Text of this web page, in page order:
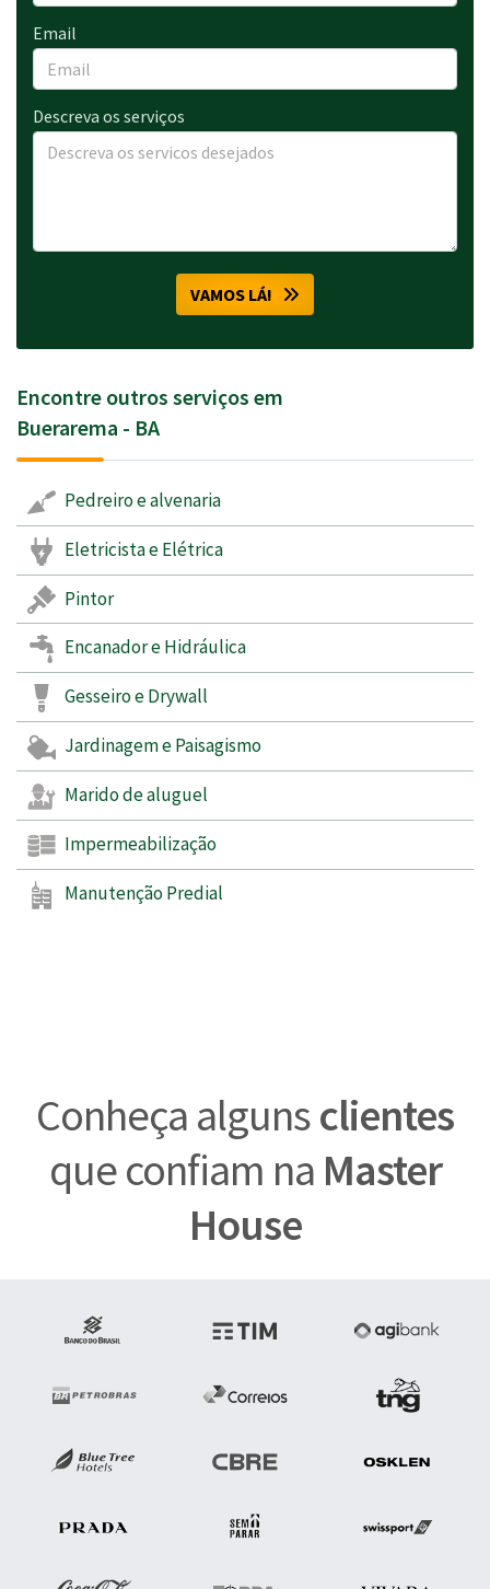
Email
Descreva os serviços
VAMOS LÁ!
Encontre outros serviços em
Buerarema - BA
Pedreiro e alvenaria
Eletricista e Elétrica
Pintor
Encanador e Hidráulica
Gesseiro e Drywall
Jardinagem e Paisagismo
Marido de aluguel
Impermeabilização
Manutenção Predial
Conheça algunsclientes
que confiam na Master
House